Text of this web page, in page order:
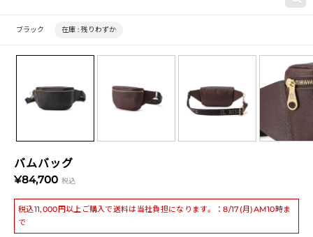
バムバッグ
¥84,700 税込
税込11,000円以上ご購入で送料は当社負担になります。：8/17(月)AM10時ま
で
ブラック 在庫 : 残りわずか